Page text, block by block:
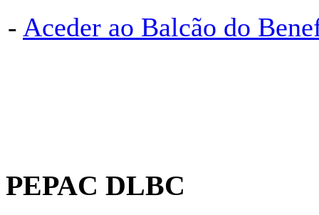
- Aceder ao Balcão do
PEPAC DLBC